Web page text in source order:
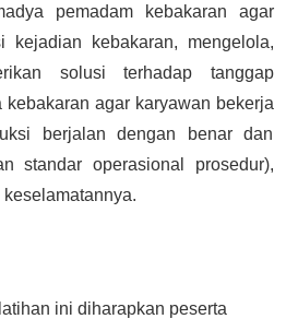
pemadam kebakaran agar
kejadian kebakaran, mengelola,
solusi terhadap tanggap
kebakaran agar karyawan bekerja
berjalan dengan benar dan
standar operasional prosedur),
ini diharapkan peserta